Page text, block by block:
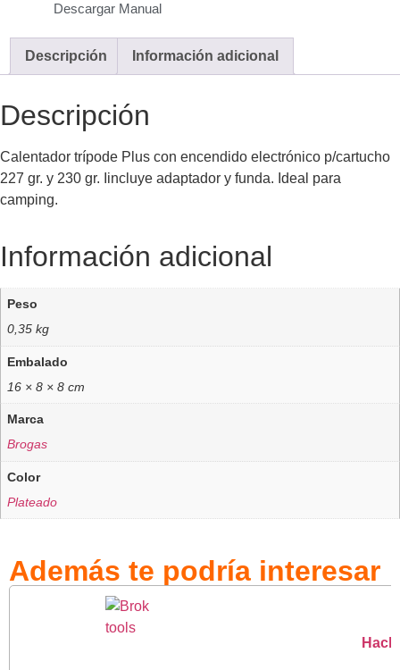
Descargar Manual
Descripción Información adicional
Descripción
Calentador trípode Plus con encendido electrónico p/cartucho
227 gr. y 230 gr. Iincluye adaptador y funda. Ideal para
camping.
Información adicional
Peso
0,35 kg
Embalado
16 × 8 × 8 cm
Marca
Brogas
Color
Plateado
Además te podría interesar